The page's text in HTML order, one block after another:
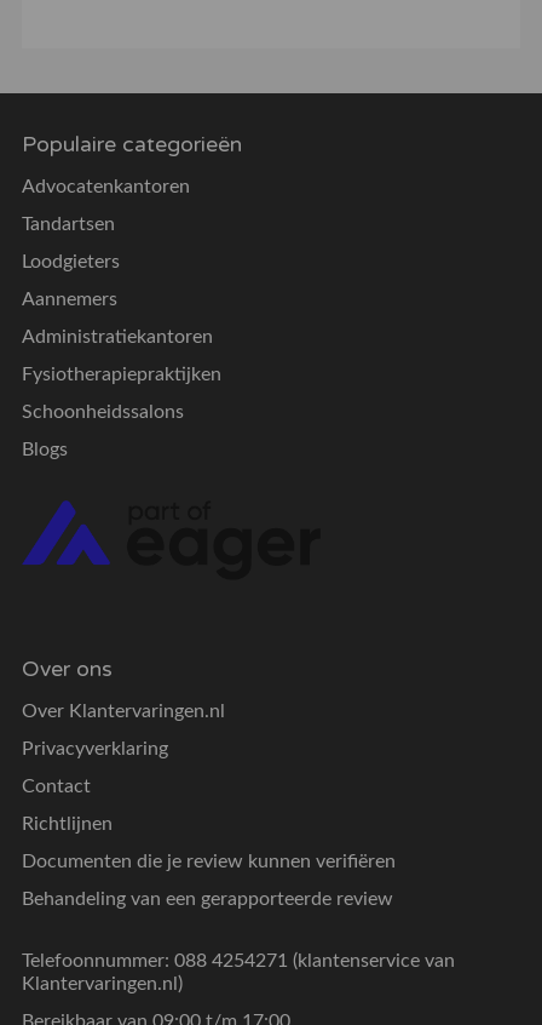
Populaire categorieën
Advocatenkantoren
Tandartsen
Loodgieters
Aannemers
Administratiekantoren
Fysiotherapiepraktijken
Schoonheidssalons
Blogs
Over ons
Over Klantervaringen.nl
Privacyverklaring
Contact
Richtlijnen
Documenten die je review kunnen verifiëren
Behandeling van een gerapporteerde review
Telefoonnummer: 088 4254271 (klantenservice van
Klantervaringen.nl)